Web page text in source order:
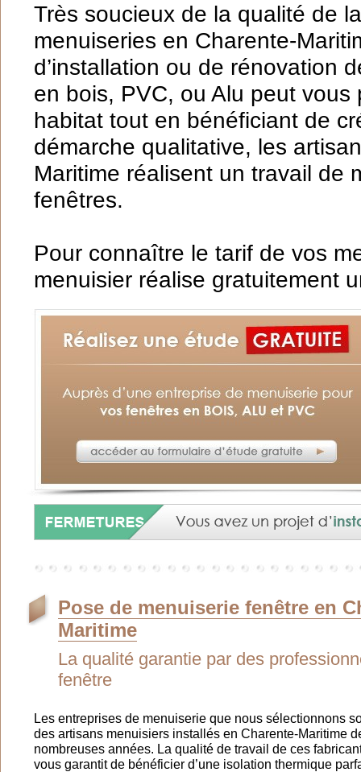
Très soucieux de la qualité de
menuiseries en Charente-
d’installation ou de rénovation
en bois, PVC, ou Alu peut vous
habitat tout en bénéficiant de
démarche qualitative, les
Maritime réalisent un travail de
fenêtres.
Pour connaître le tarif de vos
menuisier réalise gratuitement
Pose de menuiserie fenêtre en
Maritime
La qualité garantie par des
fenêtre
Les entreprises de menuiserie que nous sélectionnons
des artisans menuisiers installés en Charente-Maritime
nombreuses années. La qualité de travail de ces
vous garantit de bénéficier d’une isolation thermique